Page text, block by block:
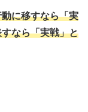
に移すなら「実
なら「実戦」と